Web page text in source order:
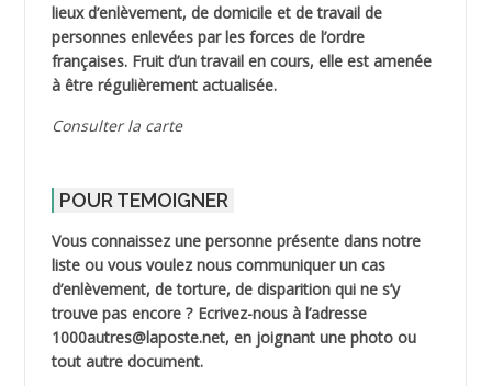
lieux d’enlèvement, de domicile et de travail de
personnes enlevées par les forces de l’ordre
françaises. Fruit d’un travail en cours, elle est amenée
à être régulièrement actualisée.
Consulter la carte
POUR TEMOIGNER
Vous connaissez une personne présente dans notre
liste ou vous voulez nous communiquer un cas
d’enlèvement, de torture, de disparition qui ne s’y
trouve pas encore ? Ecrivez-nous à l’adresse
1000autres@laposte.net, en joignant une photo ou
tout autre document.